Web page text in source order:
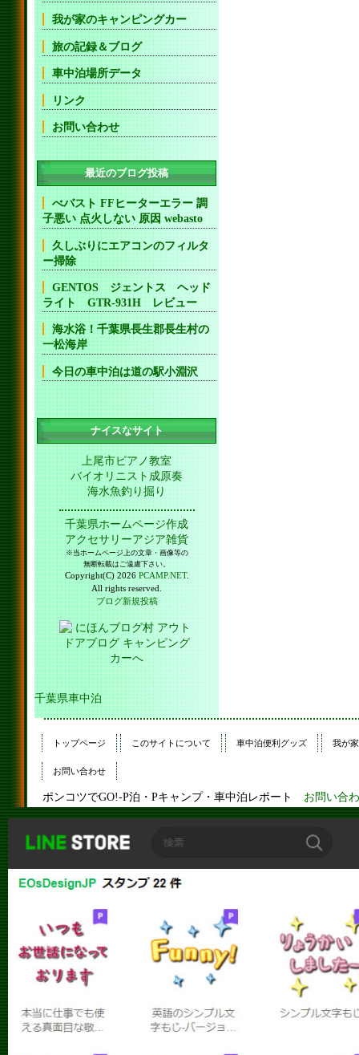
我が家のキャンピングカー
旅の記録＆ブログ
車中泊場所データ
リンク
お問い合わせ
最近のブログ投稿
べバスト FFヒーターエラー 調
子悪い 点火しない 原因 webasto
久しぶりにエアコンのフィルタ
ー掃除
GENTOS ジェントス ヘッド
ライト GTR-931H レビュー
海水浴！千葉県長生郡長生村の
一松海岸
今日の車中泊は道の駅小淵沢
ナイスなサイト
上尾市ピアノ教室
バイオリニスト成原奏
海水魚釣り掘り
千葉県ホームページ作成
アクセサリーアジア雑貨
※当ホームページ上の文章・画像等の
無断転載はご遠慮下さい。
Copyright(C) 2026 PCAMP.NET.
All rights reserved.
ブログ新規投稿
千葉県車中泊
トップページ このサイトについて 車中泊便利グッズ 我が
お問い合わせ
ポンコツでGO!-P泊・Pキャンプ・車中泊レポート お問い合